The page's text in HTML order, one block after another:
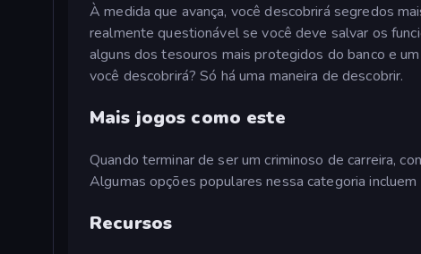
À medida que avança, você descobrirá segredos
realmente questionável se você deve salvar os
alguns dos tesouros mais protegidos do banco e
você descobrirá? Só há uma maneira de descobrir.
Mais jogos como este
Quando terminar de ser um criminoso de carreira,
Algumas opções populares nessa categoria incluem
Recursos